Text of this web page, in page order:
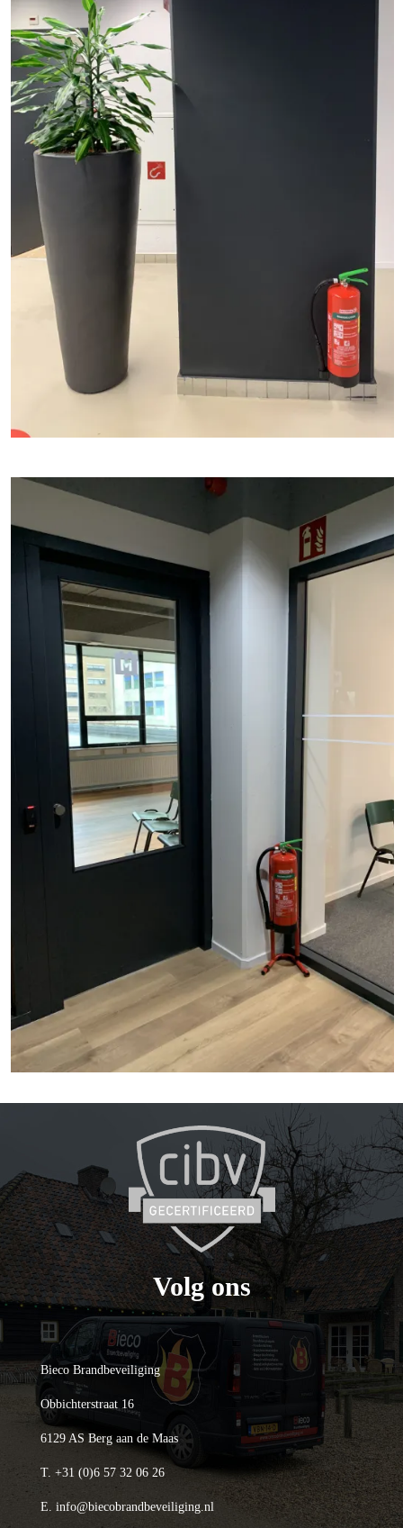
Volg ons
Bieco Brandbeveiliging
Obbichterstraat 16
6129 AS Berg aan de Maas
T. +31 (0)6 57 32 06 26
E. info@biecobrandbeveiliging.nl